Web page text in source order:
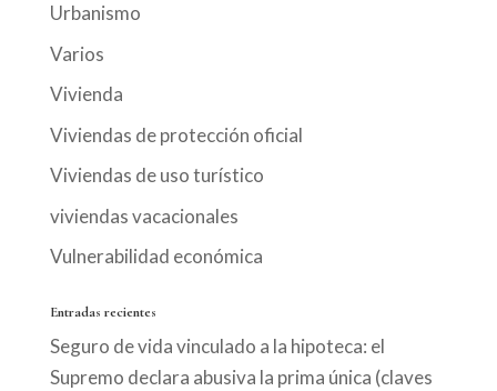
Urbanismo
Varios
Vivienda
Viviendas de protección oficial
Viviendas de uso turístico
viviendas vacacionales
Vulnerabilidad económica
Entradas recientes
Seguro de vida vinculado a la hipoteca: el
Supremo declara abusiva la prima única (claves